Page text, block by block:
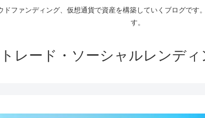
ファンディング、仮想通貨で資産を構築していくブログで
す。
レード・ソーシャルレンデ